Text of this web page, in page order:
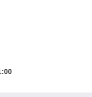
Вся продукція